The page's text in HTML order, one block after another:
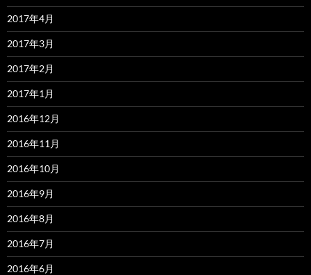
2017年4月
2017年3月
2017年2月
2017年1月
2016年12月
2016年11月
2016年10月
2016年9月
2016年8月
2016年7月
2016年6月